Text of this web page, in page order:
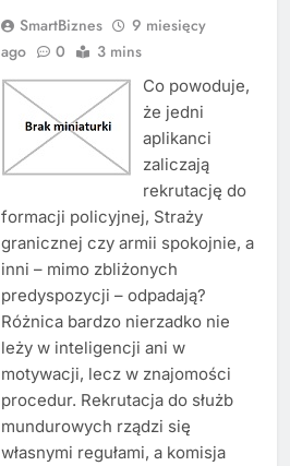
SmartBiznes
9 miesięcy
ago
0 3 mins
Co powoduje,
że jedni
aplikanci
zaliczają
rekrutację do
formacji policyjnej, Straży
granicznej czy armii spokojnie, a
inni – mimo zbliżonych
predyspozycji – odpadają?
Różnica bardzo nierzadko nie
leży w inteligencji ani w
motywacji, lecz w znajomości
procedur. Rekrutacja do służb
mundurowych rządzi się
własnymi regułami, a komisja